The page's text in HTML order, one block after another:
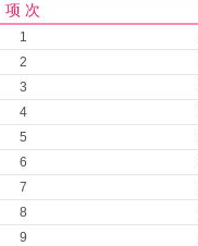
项 次
1
2
3
4
5
6
7
8
9